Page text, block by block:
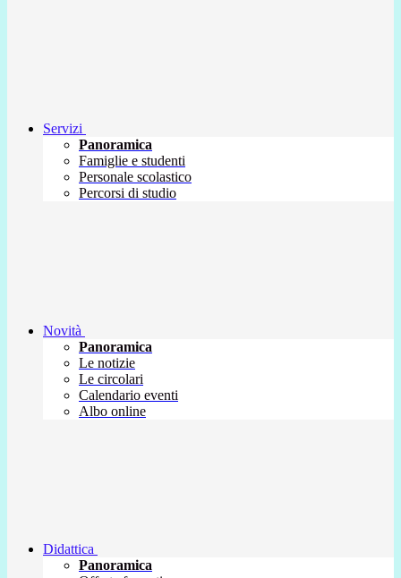
Servizi
Panoramica
Famiglie e studenti
Personale scolastico
Percorsi di studio
Novità
Panoramica
Le notizie
Le circolari
Calendario eventi
Albo online
Didattica
Panoramica